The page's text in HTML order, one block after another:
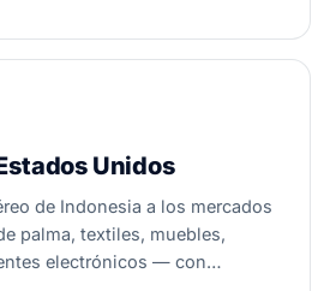
Unidos
de Indonesia a los mercados
palma, textiles, muebles,
electrónicos — con